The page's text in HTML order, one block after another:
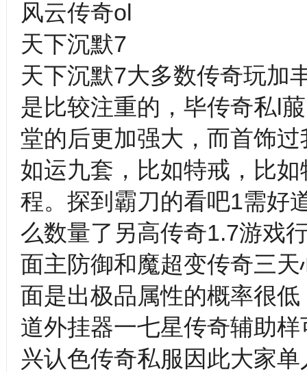
风云传奇ol
天下沉默7
天下沉默7大多数传奇玩加
是比较注重的，毕传奇私l
堂的后更加强大，而首饰
如运九套，比如特戒，比
程。探到霸刀的看吧1需好
么数量了另高传奇1.7游戏
面主防御和魔超变传奇三
面是出极品属性的概率很
道外挂器一七星传奇辅助
兴认色传奇私服因此大家